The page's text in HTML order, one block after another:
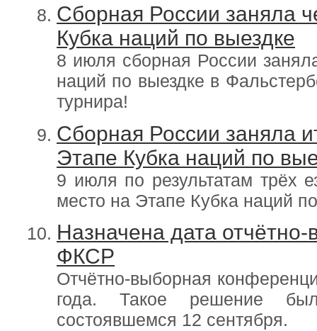
Сборная России заняла
Кубка наций по выездке
8 июля сборная России
наций по выездке в
турнира!
Сборная России заняла
Этапе Кубка наций по
9 июля по результатам трёх
место на Этапе Кубка наций
Назначена дата
ФКСР
Отчётно-выборная
года. Такое решение
состоявшемся 12 сентября.